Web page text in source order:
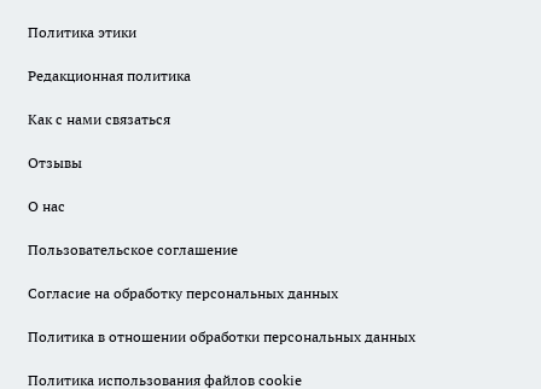
Политика этики
Редакционная политика
Как с нами связаться
Отзывы
О нас
Пользовательское соглашение
Согласие на обработку персональных данных
Политика в отношении обработки персональных данных
Политика использования файлов cookie